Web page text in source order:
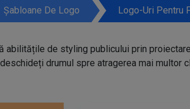
Șabloane De Logo Logo-Uri Pentru
abilitățile de styling publicului prin
drumul spre atragerea mai multor